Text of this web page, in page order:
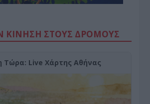
ΚΙΝΗΣΗ ΣΤΟΥΣ ΔΡΌΜΟΥΣ
Τώρα: Live Χάρτης Αθήνας